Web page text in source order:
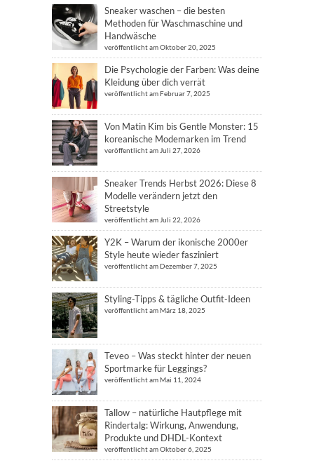
Sneaker waschen – die besten
Methoden für Waschmaschine und
Handwäsche
veröffentlicht am Oktober 20, 2025
Die Psychologie der Farben: Was deine
Kleidung über dich verrät
veröffentlicht am Februar 7, 2025
Von Matin Kim bis Gentle Monster: 15
koreanische Modemarken im Trend
veröffentlicht am Juli 27, 2026
Sneaker Trends Herbst 2026: Diese 8
Modelle verändern jetzt den
Streetstyle
veröffentlicht am Juli 22, 2026
Y2K – Warum der ikonische 2000er
Style heute wieder fasziniert
veröffentlicht am Dezember 7, 2025
Styling-Tipps & tägliche Outfit-Ideen
veröffentlicht am März 18, 2025
Teveo – Was steckt hinter der neuen
Sportmarke für Leggings?
veröffentlicht am Mai 11, 2024
Tallow – natürliche Hautpflege mit
Rindertalg: Wirkung, Anwendung,
Produkte und DHDL-Kontext
veröffentlicht am Oktober 6, 2025